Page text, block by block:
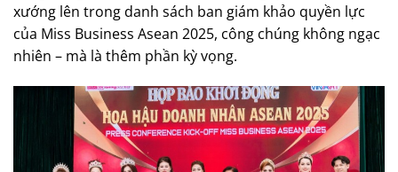
xướng lên trong danh sách ban giám khảo quyền lực
của Miss Business Asean 2025, công chúng không ngạc
nhiên – mà là thêm phần kỳ vọng.